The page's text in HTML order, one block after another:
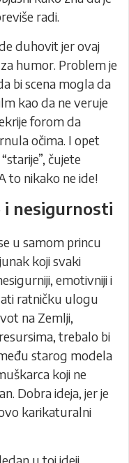
radi.
duhovit jer ovaj
humor. Problem je
bi scena mogla da
kao da ne veruje
forom da
očima. I opet
čujete
to nikako ne ide!
i nesigurnosti
u samom princu
koji svaki
emotivniji i
ratničku ulogu
na Zemlji,
trebalo bi
starog modela
koji ne
Dobra ideja, jer je
karikaturalni